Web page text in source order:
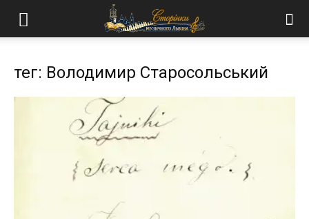
тег: Володимир Старосольський